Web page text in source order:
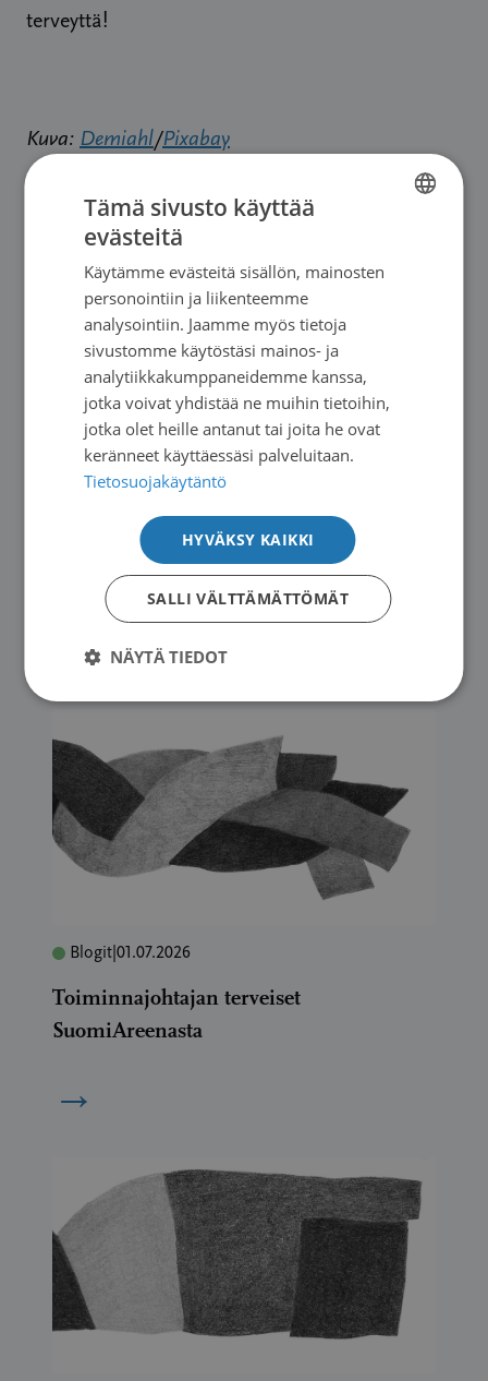
terveyttä!
Kuva: Demiahl/Pixabay
DiCE Masterclassissa asiaa
ruuansulatuskanavan syövistä
→
Blogit 01.07.2026
Toiminnajohtajan terveiset
SuomiAreenasta
→
SWEDISH
Tämä sivusto käyttää
evästeitä
Käytämme evästeitä sisällön, mainosten
personointiin ja liikenteemme
analysointiin. Jaamme myös tietoja
sivustomme käytöstäsi mainos- ja
analytiikkakumppaneidemme kanssa,
jotka voivat yhdistää ne muihin tietoihin,
jotka olet heille antanut tai joita he ovat
keränneet käyttäessäsi palveluitaan.
Tietosuojakäytäntö
HYVÄKSY KAIKKI
SALLI VÄLTTÄMÄTTÖMÄT
NÄYTÄ TIEDOT